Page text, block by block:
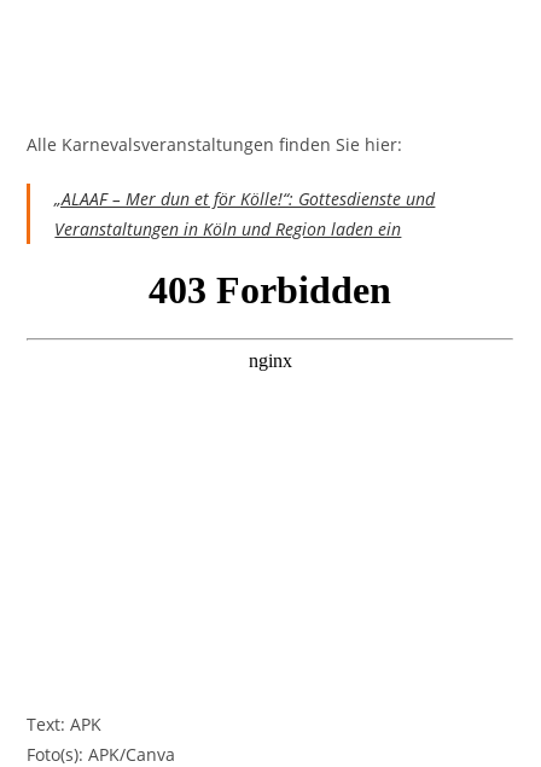
Alle Karnevalsveranstaltungen finden Sie hier:
„ALAAF – Mer dun et för Kölle!“: Gottesdienste und
Veranstaltungen in Köln und Region laden ein
Text: APK
Foto(s): APK/Canva